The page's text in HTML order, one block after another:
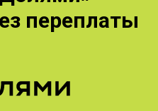
переплаты